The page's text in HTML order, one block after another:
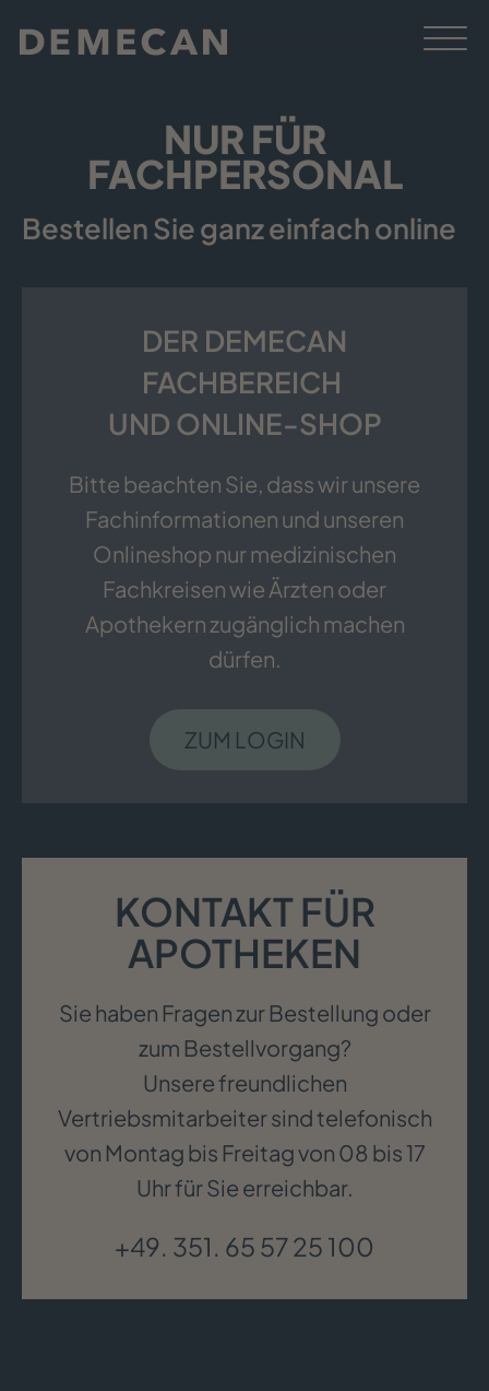
NUR FÜR
FACHPERSONAL
Bestellen Sie ganz einfach online
DER DEMECAN
FACHBEREICH
UND ONLINE-SHOP
Bitte beachten Sie, dass wir unsere
Fachinformationen und unseren
Onlineshop nur medizinischen
Fachkreisen wie Ärzten oder
Apothekern zugänglich machen
dürfen.
ZUM LOGIN
KONTAKT FÜR
APOTHEKEN
Sie haben Fragen zur Bestellung oder
zum Bestellvorgang?
Unsere freundlichen
Vertriebsmitarbeiter sind telefonisch
von Montag bis Freitag von 08 bis 17
Uhr für Sie erreichbar.
+49. 351. 65 57 25 100